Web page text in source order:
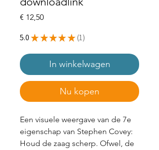
€ 12,50Prijs
5.0★ ★ ★ ★ ★ 1
1
In winkelwagen
Nu kopen
Een visuele weergave van de 7e
eigenschap van Stephen Covey:
Houd de zaag scherp. Ofwel, de